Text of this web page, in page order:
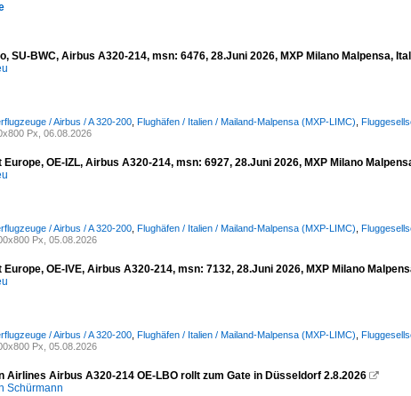
SU-BWC, Airbus A320-214, msn: 6476, 28.Juni 2026, MXP Milano Malpensa,
/ Airbus / A 320-200 Flughäfen / Italien / Mailand-Malpensa (MXP-LIMC)
Px, 06.08.2026
OE-IZL, Airbus A320-214, msn: 6927, 28.Juni 2026, MXP Milano
/ Airbus / A 320-200 Flughäfen / Italien / Mailand-Malpensa (MXP-LIMC)
Px, 05.08.2026
OE-IVE, Airbus A320-214, msn: 7132, 28.Juni 2026, MXP Milano
/ Airbus / A 320-200 Flughäfen / Italien / Mailand-Malpensa (MXP-LIMC)
Px, 05.08.2026
Airlines Airbus A320-214 OE-LBO rollt zum Gate in Düsseldorf 2.8.2026 
Schürmann